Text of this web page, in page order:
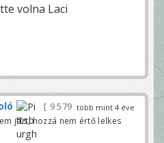
volna Laci
több mint 4 éve
9 579
járt, hozzá nem értő lelkes